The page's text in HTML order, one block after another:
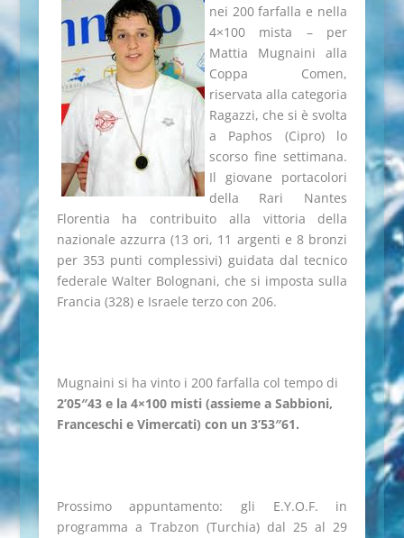
nei 200 farfalla e nella
4×100 mista – per
Mattia Mugnaini alla
Coppa Comen,
riservata alla categoria
Ragazzi, che si è svolta
a Paphos (Cipro) lo
scorso fine settimana.
Il giovane portacolori
della Rari Nantes
Florentia ha contribuito alla vittoria della
nazionale azzurra (13 ori, 11 argenti e 8 bronzi
per 353 punti complessivi) guidata dal tecnico
federale Walter Bolognani, che si imposta sulla
Francia (328) e Israele terzo con 206.
Mugnaini si ha vinto i 200 farfalla col tempo di
2’05″43 e la 4×100 misti (assieme a Sabbioni,
Franceschi e Vimercati) con un 3’53″61.
Prossimo appuntamento: gli E.Y.O.F. in
programma a Trabzon (Turchia) dal 25 al 29